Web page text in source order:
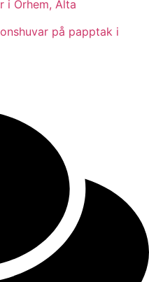
i Orhem, Älta
på papptak i